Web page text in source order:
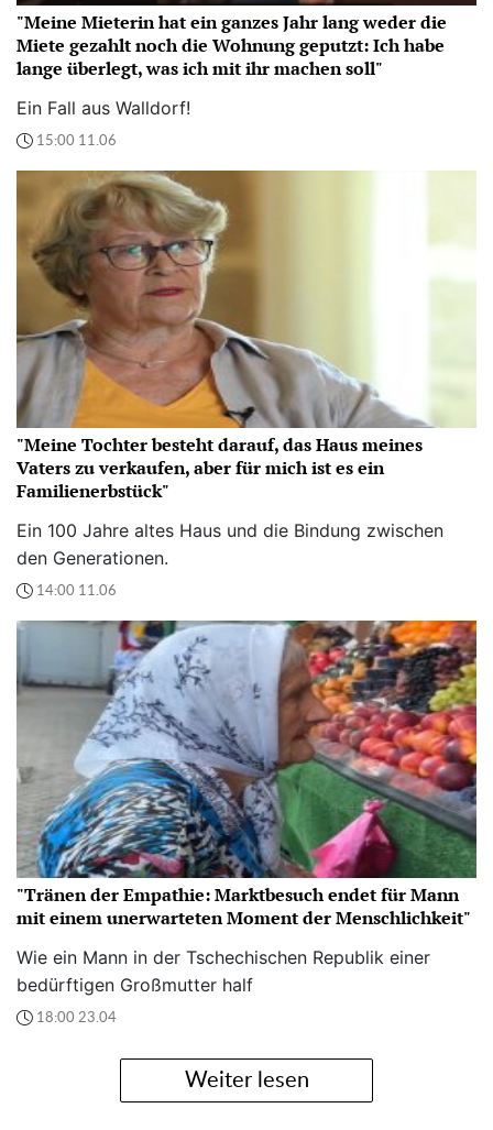
"Meine Mieterin hat ein ganzes Jahr lang weder die
Miete gezahlt noch die Wohnung geputzt: Ich habe
lange überlegt, was ich mit ihr machen soll"
Ein Fall aus Walldorf!
15:00 11.06
"Meine Tochter besteht darauf, das Haus meines
Vaters zu verkaufen, aber für mich ist es ein
Familienerbstück"
Ein 100 Jahre altes Haus und die Bindung zwischen
den Generationen.
14:00 11.06
"Tränen der Empathie: Marktbesuch endet für Mann
mit einem unerwarteten Moment der Menschlichkeit"
Wie ein Mann in der Tschechischen Republik einer
bedürftigen Großmutter half
18:00 23.04
Weiter lesen